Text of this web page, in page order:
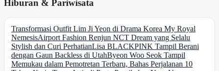
Hiburan & Pariwisata
Transformasi Outfit Lim Ji Yeon di Drama Korea My Royal
NemesisAirport Fashion Renjun NCT Dream yang Selalu
Stylish dan Curi PerhatianLisa BLACKPINK Tampil Berani
dengan Gaun Backless di UtahByeon Woo Seok Tampil
Memukau dalam Pemotretan Terbaru, Bahas Perjalanan 10